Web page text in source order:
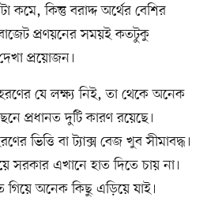
কিন্তু বরাদ্দ অর্থের বেশির
প্রণয়নের সময়ই কতটুকু
প্রয়োজন।
যে লক্ষ্য নিই, তা থেকে অনেক
প্রধানত দুটি কারণ রয়েছে।
ভিত্তি বা ট্যাক্স বেজ খুব সীমাবদ্ধ।
সরকার এখানে হাত দিতে চায় না।
গিয়ে অনেক কিছু এড়িয়ে যাই।